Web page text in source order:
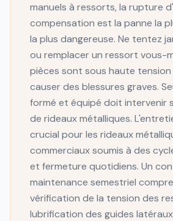
manuels à ressorts, la rupture
compensation est la panne la
la plus dangereuse. Ne tentez
ou remplacer un ressort vous-
pièces sont sous haute
causer des blessures graves.
formé et équipé doit intervenir
de rideaux métalliques.
crucial pour les rideaux
commerciaux soumis à des
et fermeture quotidiens. Un
maintenance semestriel
vérification de la tension des
lubrification des guides